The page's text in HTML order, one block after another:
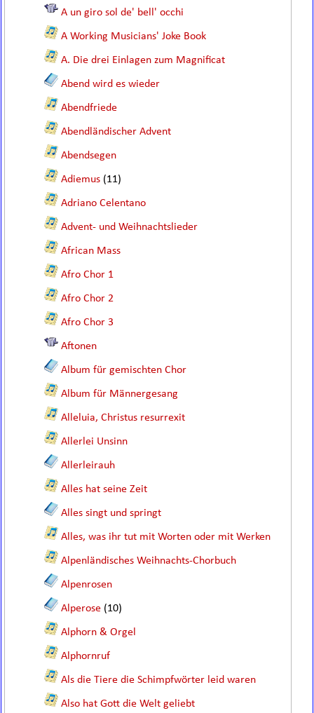
A un giro sol de' bell' occhi
A Working Musicians' Joke Book
A. Die drei Einlagen zum Magnificat
Abend wird es wieder
Abendfriede
Abendländischer Advent
Abendsegen
Adiemus (11)
Adriano Celentano
Advent- und Weihnachtslieder
African Mass
Afro Chor 1
Afro Chor 2
Afro Chor 3
Aftonen
Album für gemischten Chor
Album für Männergesang
Alleluia, Christus resurrexit
Allerlei Unsinn
Allerleirauh
Alles hat seine Zeit
Alles singt und springt
Alles, was ihr tut mit Worten oder mit Werken
Alpenländisches Weihnachts-Chorbuch
Alpenrosen
Alperose (10)
Alphorn & Orgel
Alphornruf
Als die Tiere die Schimpfwörter leid waren
Also hat Gott die Welt geliebt